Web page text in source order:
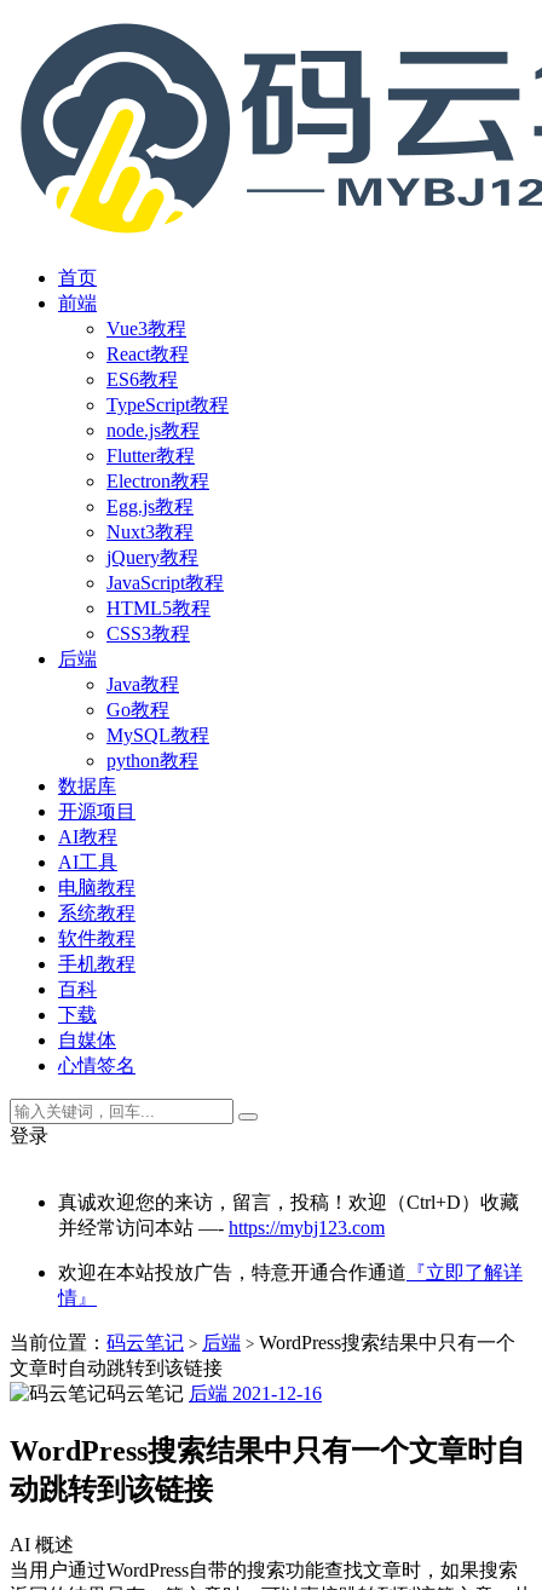
首页
前端
Vue3教程
React教程
ES6教程
TypeScript教程
node.js教程
Flutter教程
Electron教程
Egg.js教程
Nuxt3教程
jQuery教程
JavaScript教程
HTML5教程
CSS3教程
后端
Java教程
Go教程
MySQL教程
python教程
数据库
开源项目
AI教程
AI工具
电脑教程
系统教程
软件教程
手机教程
百科
下载
自媒体
心情签名
登录
真诚欢迎您的来访，留言，投稿！欢迎（Ctrl+D）收藏
并经常访问本站 —- https://mybj123.com
欢迎在本站投放广告，特意开通合作通道 『立即了解详
情』
当前位置： 码云笔记 > 后端 > WordPress搜索结果中只有一个
文章时自动跳转到该链接
码云笔记 后端 2021-12-16
WordPress搜索结果中只有一个文章时自
动跳转到该链接
AI 概述
当用户通过WordPress自带的搜索功能查找文章时，如果搜索